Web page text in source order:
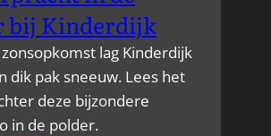
bij Kinderdijk
lag Kinderdijk
dik pak sneeuw. Lees het
deze bijzondere
in de polder.